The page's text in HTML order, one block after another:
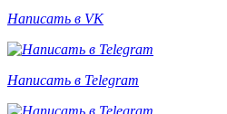
Написать в VK
Написать в Telegram